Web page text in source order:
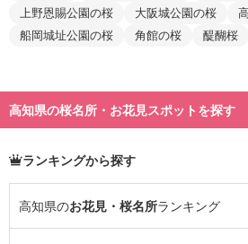
上野恩賜公園の桜
大阪城公園の桜
船岡城址公園の桜
角館の桜 醍醐桜
高知県の桜名所・お花見スポットを探す
ランキングから探す
高知県のお花見・桜名所ランキング